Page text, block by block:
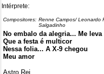
Intérprete:
Compositores: Renne Campos/ Leonardo
Salgadinho
No embalo da alegria... Me leva
Que a festa é multicor
Nessa folia... A X-9 chegou
Meu amor
Astro Rei